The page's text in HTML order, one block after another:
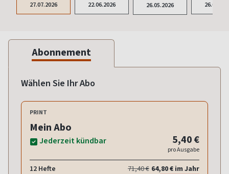
27.07.2026 22.06.2026 26.05.2026
Abonnement
Wählen Sie Ihr Abo
PRINT
Mein Abo
Jederzeit kündbar 5,40 €
pro Ausgabe
12 Hefte 71,40 € 64,80 € im Jahr